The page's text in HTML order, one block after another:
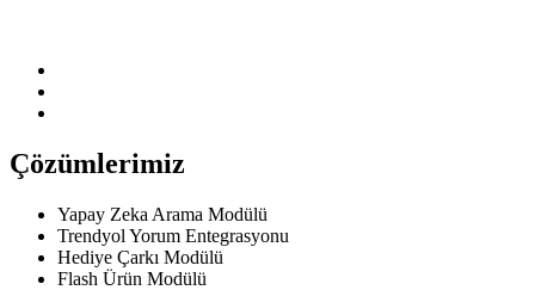
Çözümlerimiz
Yapay Zeka Arama Modülü
Trendyol Yorum Entegrasyonu
Hediye Çarkı Modülü
Flash Ürün Modülü